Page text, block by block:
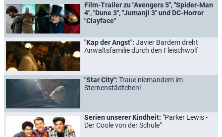
Film-Trailer zu "Avengers 5", "Spider-Man
4", "Dune 3", "Jumanji 3" und DC-Horror
"Clayface"
"Kap der Angst": Javier Bardem dreht
Anwaltsfamilie durch den Fleischwolf
"Star City": Traue niemandem im
Sternenstädtchen!
Serien unserer Kindheit: "Parker Lewis -
Der Coole von der Schule"